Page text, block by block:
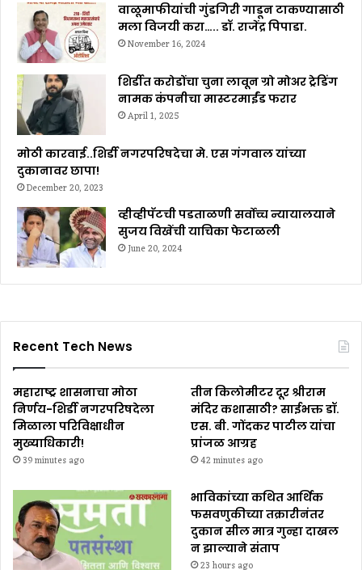
वाळूमाफीयांची गुंडगिरी गाडून टाकण्यासाठी
मला विजयी करा….. डॉ. राजेंद्र पिपाडा.
November 16, 2024
शिर्डीत करोडोंचा चुना लावून ग्रो मोअर ट्रेडिंग
नामक कंपनीचा मास्टरमाईंड फरार
April 1, 2025
मोठी कारवाई..शिर्डी नगरपरिषदेचा मे. एस गंगवाल यांच्या
दुकानावर छापा!
December 20, 2023
व्हीव्हीपॅटची पडताळणी सर्वोच्च न्यायालयाने
सुजय विखेंची याचिका फेटाळली
June 20, 2024
Recent Tech News
महाराष्ट्र शासनाचा मोठा
निर्णय-शिर्डी नगरपरिषदेला
मिळाला परिविक्षाधीन
मुख्याधिकारी!
39 minutes ago
तीन किलोमीटर दूर श्रीराम
मंदिर कशासाठी? साईभक्त डॉ.
एस. बी. गोंदकर पाटील यांचा
प्रांजळ आग्रह
42 minutes ago
भाविकांच्या कथित आर्थिक
फसवणुकीच्या तक्रारीनंतर
दुकान सील मात्र गुन्हा दाखल
न झाल्याने संताप
23 hours ago